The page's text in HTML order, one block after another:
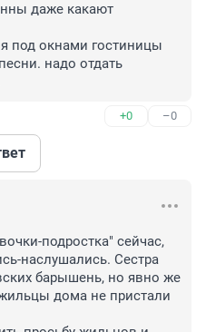
даже какают
под окнами гостиницы
надо отдать
+0 –0
подростка" сейчас,
наслушались. Сестра
барышень, но явно же
дома не пристали